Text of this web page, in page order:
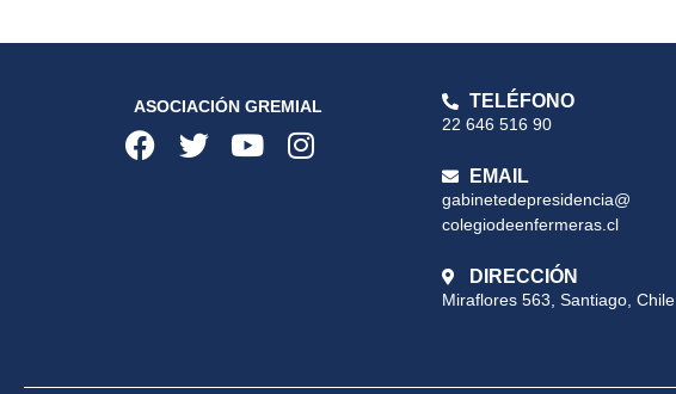
ASOCIACIÓN GREMIAL TELÉFONO
22 646 516 90
EMAIL
gabinetedepresidencia@
colegiodeenfermeras.cl
DIRECCIÓN
Miraflores 563, Santiago, Chile